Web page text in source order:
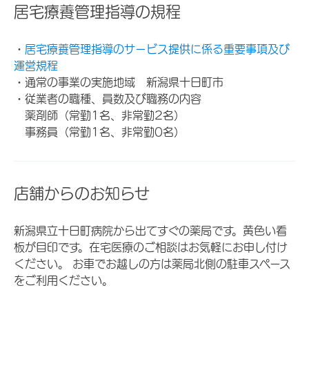
居宅療養管理指導の規程
・ 居宅療養管理指導のサービス提供に係る重要事項及び
運営規程
・通常の事業の実施地域 新潟県十日町市
・従業者の職種、員数及び職務の内容
薬剤師（常勤1名、非常勤2名）
事務員（常勤1名、非常勤0名）
店舗からのお知らせ
新潟県立十日町病院から出てすぐの薬局です。黄色い看
板が目印です。在宅医療のご相談はお気軽にお申し付け
ください。 お車でお越しの方は薬局北側の駐車スペース
をご利用ください。